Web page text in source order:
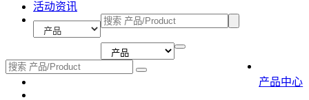
活动资讯
产品中心